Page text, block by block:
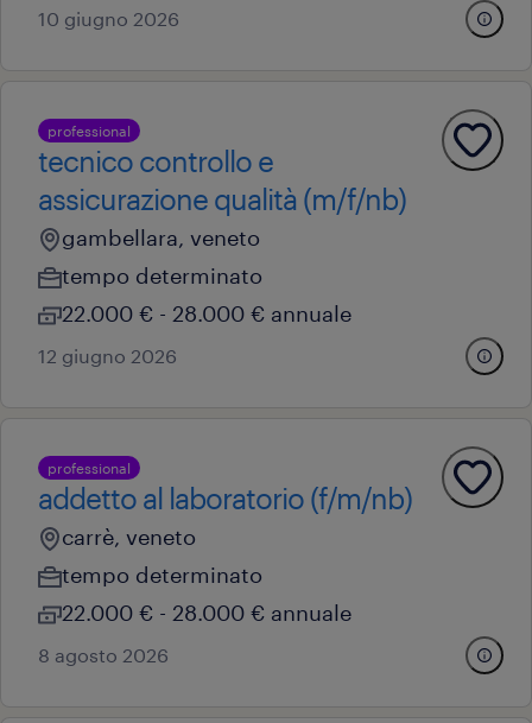
10 giugno 2026
professional
tecnico controllo e
assicurazione qualità (m/f/nb)
gambellara, veneto
tempo determinato
22.000 € - 28.000 € annuale
12 giugno 2026
professional
addetto al laboratorio (f/m/nb)
carrè, veneto
tempo determinato
22.000 € - 28.000 € annuale
8 agosto 2026